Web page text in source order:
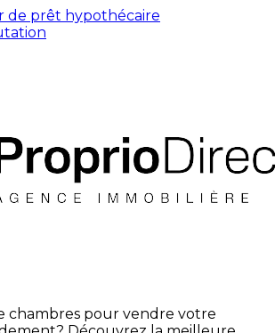
de prêt hypothécaire
chambres pour vendre votre